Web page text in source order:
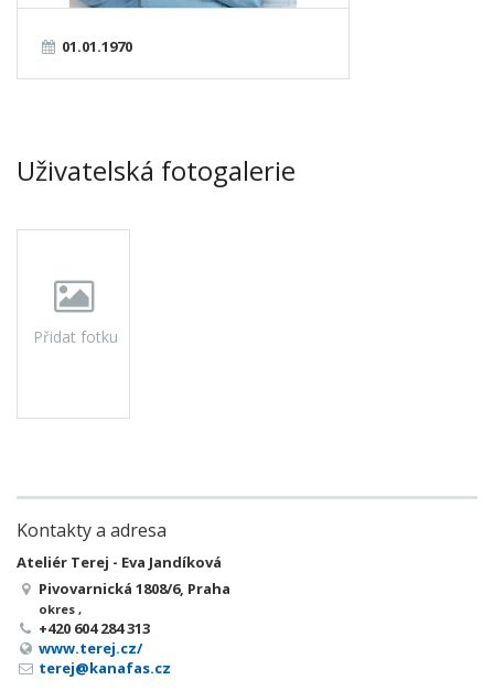
01.01.1970
Uživatelská fotogalerie
Přidat fotku
Kontakty a adresa
Ateliér Terej - Eva Jandíková
Pivovarnická 1808/6, Praha
okres ,
+420 604 284 313
www.terej.cz/
terej@kanafas.cz